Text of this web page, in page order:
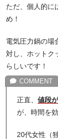
ただ、個人的に
め！
電気圧力鍋の場
対し、ホットク
らしいです！
正直、 値段
が、時間を
20代女性（